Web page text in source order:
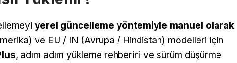
yerel güncelleme yöntemiyle manuel olarak
ve EU / IN (Avrupa / Hindistan) modelleri için
, adım adım yükleme rehberini ve sürüm düşürme